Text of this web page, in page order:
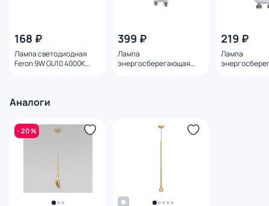
168 ₽
Лампа светодиодная
Feron 9W GU10 4000K
399 ₽
Лампа
энергосберегающая
219 ₽
Лампа
Аналоги
- 20 %